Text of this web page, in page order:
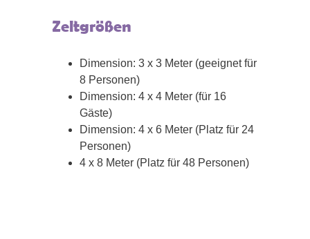
Zeltgrößen
Dimension: 3 x 3 Meter (geeignet für
8 Personen)
Dimension: 4 x 4 Meter (für 16
Gäste)
Dimension: 4 x 6 Meter (Platz für 24
Personen)
4 x 8 Meter (Platz für 48 Personen)